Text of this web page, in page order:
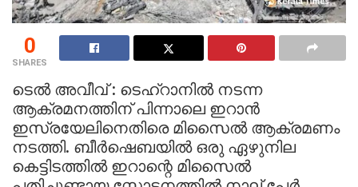
0
SHARES
ടെൽ അവീവ് : ടെഹ്റാനിൽ നടന്ന
ആക്രമനത്തിന് പിന്നാലെ ഇറാൻ
ഇസ്രയേലിനെതിരെ മിസൈൽ ആക്രമണം
നടത്തി. ബീർഷെബയിൽ ഒരു ഏഴുനില
കെട്ടിടത്തിൽ ഇറാന്റെ മിസൈൽ